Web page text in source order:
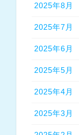
2025年8月
2025年7月
2025年6月
2025年5月
2025年4月
2025年3月